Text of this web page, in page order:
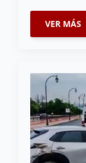
VER MÁS